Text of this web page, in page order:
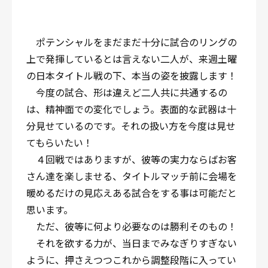
ポテンシャルをまだまだ十分に試合のリングの
上で発揮しているとは言えない二人が、来週土曜
の日本タイトル戦の下、本当の姿を披露します！
今度の試合、形は違えど二人共に共通するの
は、精神面での変化でしょう。表面的な武器は十
分見せているのです。それの扱い方を今度は見せ
てもらいたい！
４回戦ではありますが、彼等の実力ならばお客
さん達を楽しませる、タイトルマッチ前に会場を
暖めるだけの見応えある試合をする事は可能だと
思います。
ただ、彼等に何より必要なのは勝利そのもの！
それを欲する力が、当日までみなぎりすぎない
ように、押さえつつこれから調整段階に入ってい